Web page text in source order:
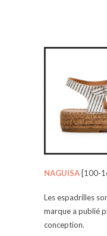
NAGUISA [100-
Les espadrilles
marque a publié
conception.